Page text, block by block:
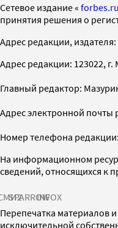
Cетевое издание « forbes.ru
принятия решения о
Адрес редакции, издателя:
Адрес редакции: 123022, г.
Главный редактор:
Адрес электронной почты
Номер телефона редакции:
На информационном
сведений, относящихся к
SPARROWINFOX
Перепечатка материалов
исключительной